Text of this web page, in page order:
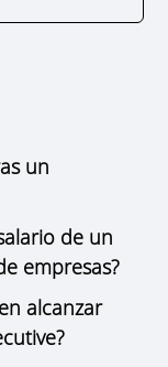
un
de un
empresas?
alcanzar